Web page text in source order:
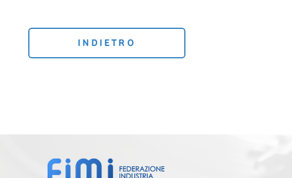
INDIETRO